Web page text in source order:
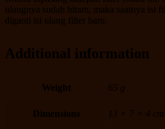
ulangnya sudah hitam, maka saatnya isi
diganti isi ulang filter baru.
Additional information
Weight 65 g
Dimensions 13 × 7 × 4 cm